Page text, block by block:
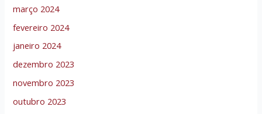
março 2024
fevereiro 2024
janeiro 2024
dezembro 2023
novembro 2023
outubro 2023